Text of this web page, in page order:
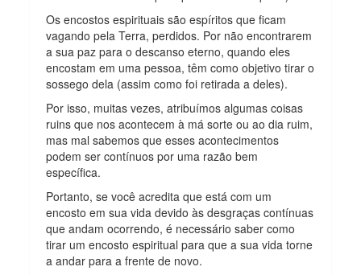
Os encostos espirituais são espíritos que ficam
vagando pela Terra, perdidos. Por não encontrarem
a sua paz para o descanso eterno, quando eles
encostam em uma pessoa, têm como objetivo tirar o
sossego dela (assim como foi retirada a deles).
Por isso, muitas vezes, atribuímos algumas coisas
ruins que nos acontecem à má sorte ou ao dia ruim,
mas mal sabemos que esses acontecimentos
podem ser contínuos por uma razão bem
específica.
Portanto, se você acredita que está com um
encosto em sua vida devido às desgraças contínuas
que andam ocorrendo, é necessário saber como
tirar um encosto espiritual para que a sua vida torne
a andar para a frente de novo.